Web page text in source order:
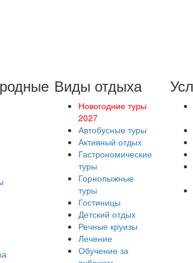
Виды отдыха
Новогодние туры
2027
Автобусные туры
Активный отдых
Гастрономические
туры
Горнолыжные
туры
Гостиницы
Детский отдых
Речные круизы
Лечение
Обучение за